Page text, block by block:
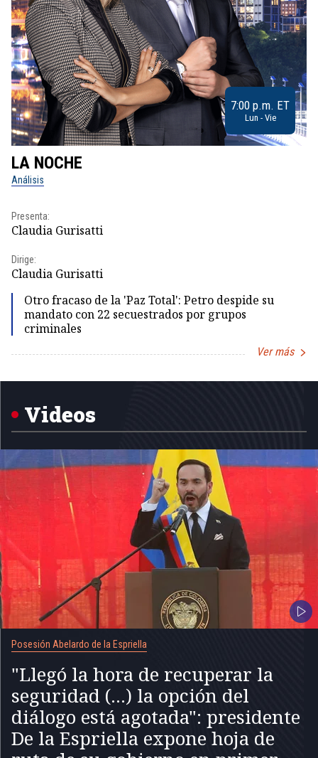
7:00 p.m. ET
Lun - Vie
LA NOCHE
Análisis
Presenta:
Claudia Gurisatti
Dirige:
Claudia Gurisatti
Otro fracaso de la 'Paz Total': Petro despide su
mandato con 22 secuestrados por grupos
criminales
Ver más
1
Videos
Posesión Abelardo de la Espriella
"Llegó la hora de recuperar la
seguridad (...) la opción del
diálogo está agotada": presidente
De la Espriella expone hoja de